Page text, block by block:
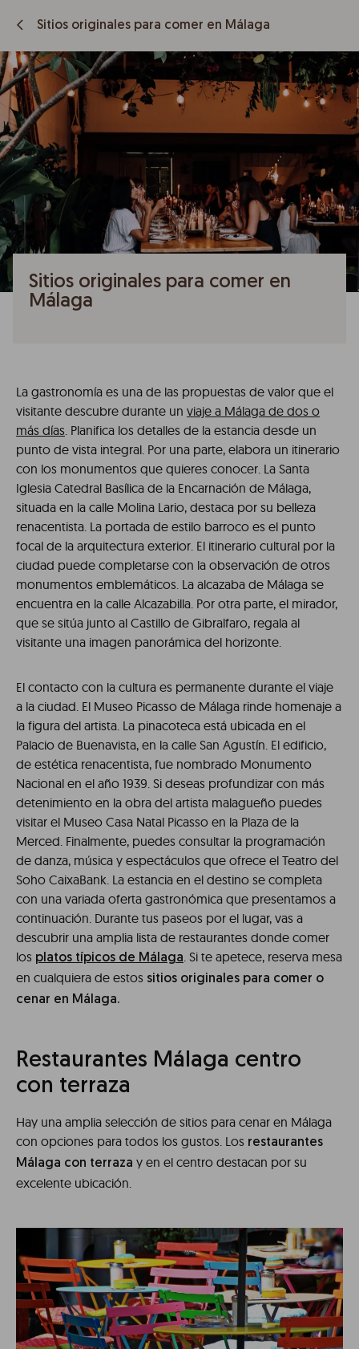
Sitios originales para comer en Málaga
Sitios originales para comer en
Málaga
La gastronomía es una de las propuestas de valor que el
visitante descubre durante un viaje a Málaga de dos o
más días. Planifica los detalles de la estancia desde un
punto de vista integral. Por una parte, elabora un itinerario
con los monumentos que quieres conocer. La Santa
Iglesia Catedral Basílica de la Encarnación de Málaga,
situada en la calle Molina Lario, destaca por su belleza
renacentista. La portada de estilo barroco es el punto
focal de la arquitectura exterior. El itinerario cultural por la
ciudad puede completarse con la observación de otros
monumentos emblemáticos. La alcazaba de Málaga se
encuentra en la calle Alcazabilla. Por otra parte, el mirador,
que se sitúa junto al Castillo de Gibralfaro, regala al
visitante una imagen panorámica del horizonte.
El contacto con la cultura es permanente durante el viaje
a la ciudad. El Museo Picasso de Málaga rinde homenaje a
la figura del artista. La pinacoteca está ubicada en el
Palacio de Buenavista, en la calle San Agustín. El edificio,
de estética renacentista, fue nombrado Monumento
Nacional en el año 1939. Si deseas profundizar con más
detenimiento en la obra del artista malagueño puedes
visitar el Museo Casa Natal Picasso en la Plaza de la
Merced. Finalmente, puedes consultar la programación
de danza, música y espectáculos que ofrece el Teatro del
Soho CaixaBank. La estancia en el destino se completa
con una variada oferta gastronómica que presentamos a
continuación. Durante tus paseos por el lugar, vas a
descubrir una amplia lista de restaurantes donde comer
los platos típicos de Málaga. Si te apetece, reserva mesa
en cualquiera de estos sitios originales para comer o
cenar en Málaga.
Restaurantes Málaga centro
con terraza
Hay una amplia selección de sitios para cenar en Málaga
con opciones para todos los gustos. Los restaurantes
Málaga con terraza y en el centro destacan por su
excelente ubicación.